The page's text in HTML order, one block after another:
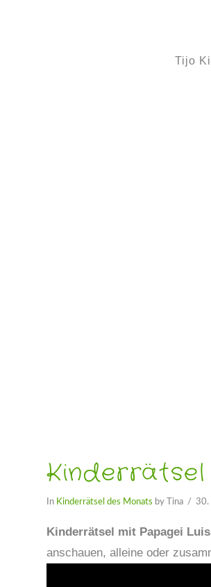
Tijo
Kinderrätsel
In Kinderrätsel des Monats by Tina 30.
Kinderrätsel mit Papagei
anschauen, alleine oder